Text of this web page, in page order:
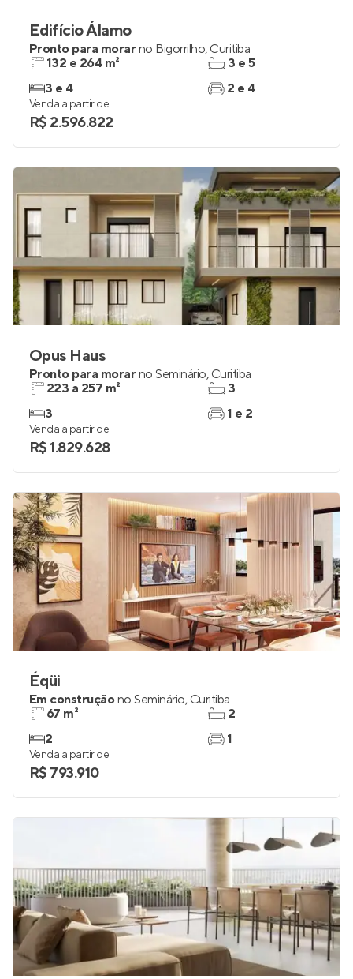
Edifício Álamo
Pronto para morar no Bigorrilho, Curitiba
132 e 264 m²
3 e 4
3 e 5
2 e 4
Venda a partir de
R$ 2.596.822
Opus Haus
Pronto para morar no Seminário, Curitiba
223 a 257 m²
3
3
1 e 2
Venda a partir de
R$ 1.829.628
Éqüi
Em construçãono Seminário, Curitiba
67 m²
2
2
1
Venda a partir de
R$ 793.910